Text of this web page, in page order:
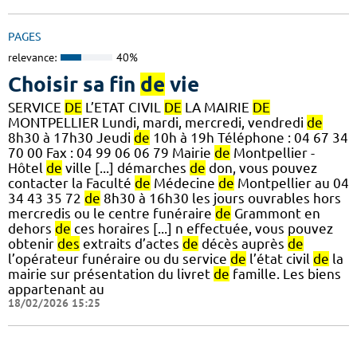
PAGES
relevance: 40%
Choisir sa fin de vie
SERVICE DE L’ETAT CIVIL DE LA MAIRIE DE
MONTPELLIER Lundi, mardi, mercredi, vendredi de
8h30 à 17h30 Jeudi de 10h à 19h Téléphone : 04 67 34
70 00 Fax : 04 99 06 06 79 Mairie de Montpellier -
Hôtel de ville [...] démarches de don, vous pouvez
contacter la Faculté de Médecine de Montpellier au 04
34 43 35 72 de 8h30 à 16h30 les jours ouvrables hors
mercredis ou le centre funéraire de Grammont en
dehors de ces horaires [...] n effectuée, vous pouvez
obtenir des extraits d’actes de décès auprès de
l’opérateur funéraire ou du service de l’état civil de la
mairie sur présentation du livret de famille. Les biens
appartenant au
18/02/2026 15:25